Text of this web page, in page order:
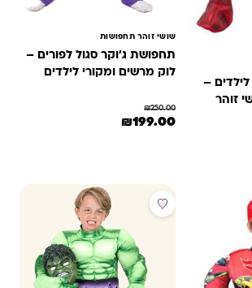
–
₪189.00.
שושי זוהר תחפושות
תחפושת ג'וקר סגול לפורים –
לוק מרשים ומקורי לילדים
₪250.00
המחיר המקורי היה: ₪250.00.
₪199.00 המחיר הנוכחי הוא: ₪199.00.